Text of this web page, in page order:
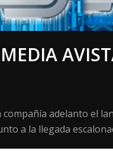
adelanto el
a la llegada